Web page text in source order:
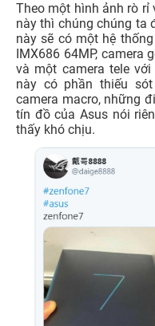
Theo một hình ảnh rò rỉ
này thì chúng chúng ta
này sẽ có một hệ
IMX686 64MP, camera
và một camera tele
này có phần thiếu
camera macro, những
tín đồ của Asus nói
thấy khó chịu.